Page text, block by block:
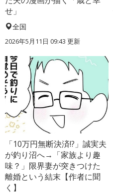
せ」
全国
2026年5月11日 09:43 更新
「10万円無断決済!?」誠実夫
が釣り沼へ→「家族より趣
味？」限界妻が突きつけた
離婚という結末【作者に聞
く】